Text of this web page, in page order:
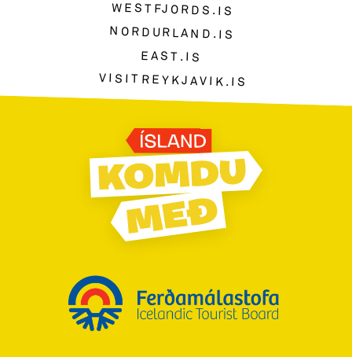
WESTFJORDS.IS
NORDURLAND.IS
EAST.IS
VISITREYKJAVIK.IS